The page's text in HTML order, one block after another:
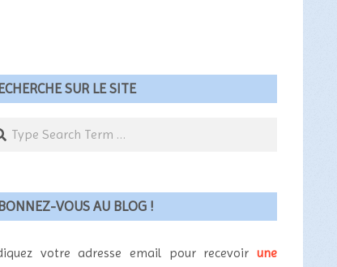
SUR LE SITE
VOUS AU BLOG !
votre adresse email pour recevoir une